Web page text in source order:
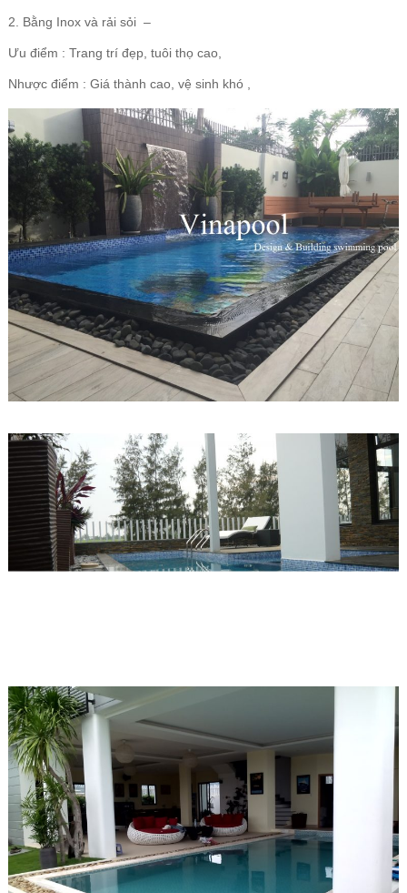
2. Bằng Inox và rải sỏi –
Ưu điểm : Trang trí đẹp, tuôi thọ cao,
Nhược điểm : Giá thành cao, vệ sinh khó ,